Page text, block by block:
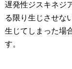
遅発性ジスキネジ
る限り生じさせな
生じてしまった場
す。